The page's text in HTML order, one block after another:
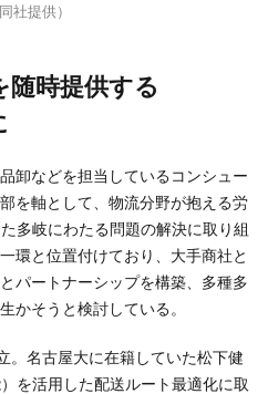
社提供）
卸などを担当しているコンシュー
を軸として、物流分野が抱える労
多岐にわたる問題の解決に取り組
環と位置付けており、大手商社と
パートナーシップを構築、多種多
かそうと検討している。
。名古屋大に在籍していた松下健
を活用した配送ルート最適化に取